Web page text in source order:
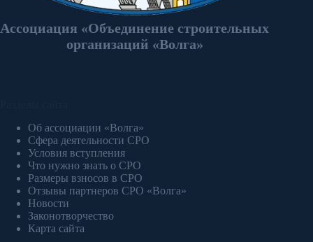
Ассоциация «Объединение строительных
организаций «Волга»
Об ассоциации «Волга»
Сфера деятельности СРО
Условия вступления
Что нужно знать о СРО
Размеры взносов в СРО
Отзывы партнеров СРО «Волга»
Новости
Законотворчество
Карта сайта